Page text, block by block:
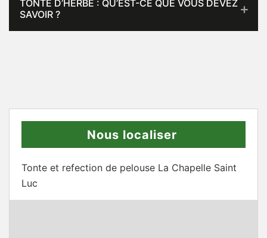
TONTE D’HERBE : QU’EST-CE QUE VOUS DEVEZ
SAVOIR ?
Nous localiser
Tonte et refection de pelouse La Chapelle Saint
Luc